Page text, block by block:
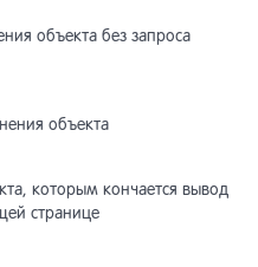
объекта без запроса
объекта
которым кончается вывод
странице